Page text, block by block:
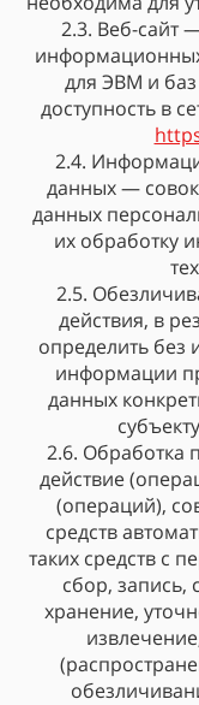
2.3. Веб-сайт
для ЭВМ и
доступность в
2.4.
данных —
данных
их обработку
2.5.
действия, в
определить без
информации
данных
2.6. Обработка
действие
(операций),
средств
таких средств с
сбор, запись,
хранение,